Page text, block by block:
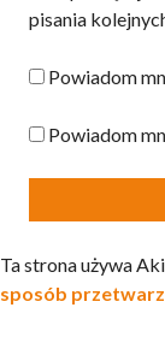
pisania
Powiadom
Powiadom
Ta strona używa
sposób